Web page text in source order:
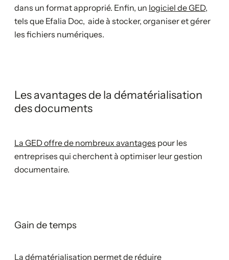
dans un format approprié. Enfin, un logiciel de GED,
tels que Efalia Doc, aide à stocker, organiser et gérer
les fichiers numériques.
Les avantages de la dématérialisation
des documents
La GED offre de nombreux avantages pour les
entreprises qui cherchent à optimiser leur gestion
documentaire.
Gain de temps
La dématérialisation permet de réduire